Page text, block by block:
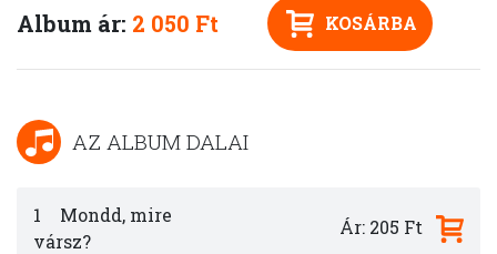
Album ár: 2 050 Ft KOSÁRBA
AZ ALBUM DALAI
1
Mondd, mire
vársz?
Ár: 205 Ft